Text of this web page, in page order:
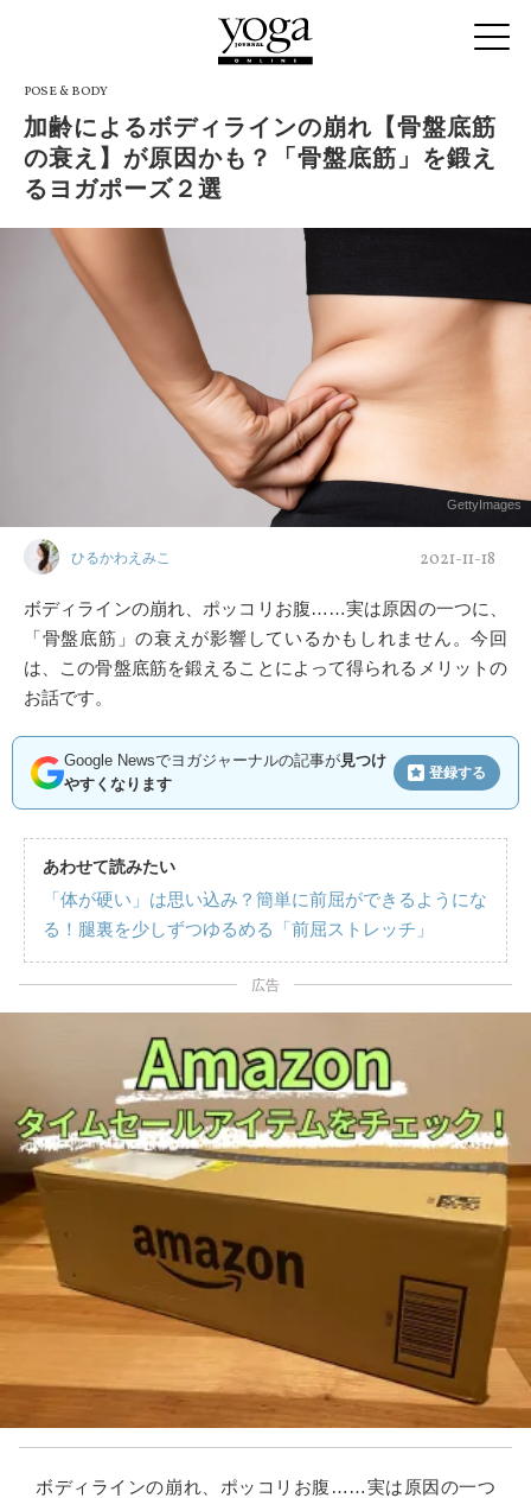
POSE & BODY
加齢によるボディラインの崩れ【骨盤底筋
の衰え】が原因かも？「骨盤底筋」を鍛え
るヨガポーズ２選
GettyImages
ひるかわえみこ 2021-11-18
ボディラインの崩れ、ポッコリお腹……実は原因の一つに、
「骨盤底筋」の衰えが影響しているかもしれません。今回
は、この骨盤底筋を鍛えることによって得られるメリットの
お話です。
Google Newsでヨガジャーナルの記事が見つけ
やすくなります
登録する
あわせて読みたい
「体が硬い」は思い込み？簡単に前屈ができるようにな
る！腿裏を少しずつゆるめる「前屈ストレッチ」
広告
ボディラインの崩れ、ポッコリお腹……実は原因の一つ